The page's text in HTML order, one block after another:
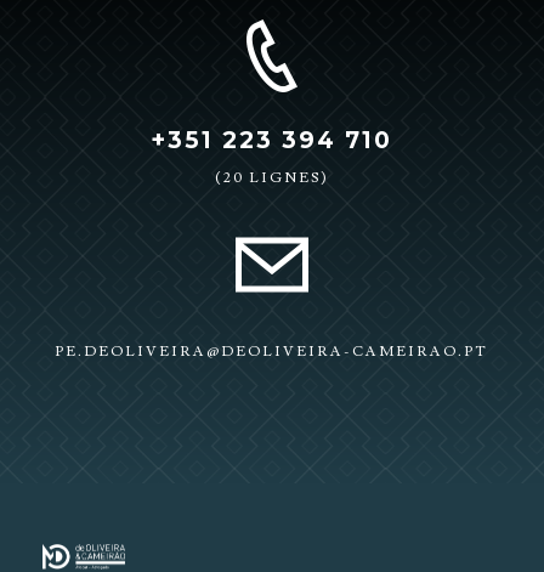
+351 223 394 710
(20 LIGNES)
PE.DEOLIVEIRA@DEOLIVEIRA-CAMEIRAO.PT